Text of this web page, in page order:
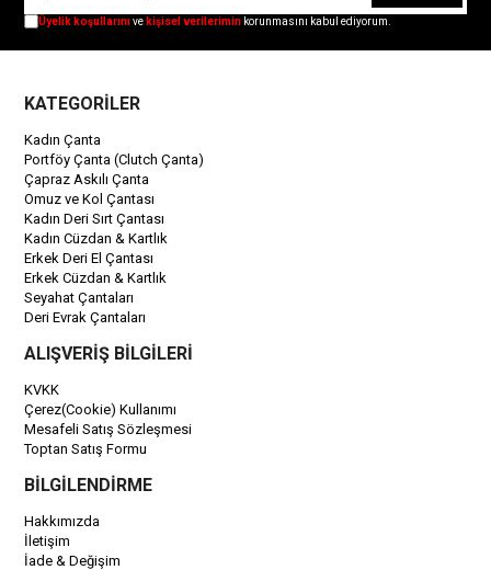
Üyelik koşullarınıve kişisel verilerimin korunmasını kabul ediyorum.
KATEGORİLER
Kadın Çanta
Portföy Çanta (Clutch Çanta)
Çapraz Askılı Çanta
Omuz ve Kol Çantası
Kadın Deri Sırt Çantası
Kadın Cüzdan & Kartlık
Erkek Deri El Çantası
Erkek Cüzdan & Kartlık
Seyahat Çantaları
Deri Evrak Çantaları
ALIŞVERİŞ BİLGİLERİ
KVKK
Çerez(Cookie) Kullanımı
Mesafeli Satış Sözleşmesi
Toptan Satış Formu
BİLGİLENDİRME
Hakkımızda
İletişim
İade & Değişim